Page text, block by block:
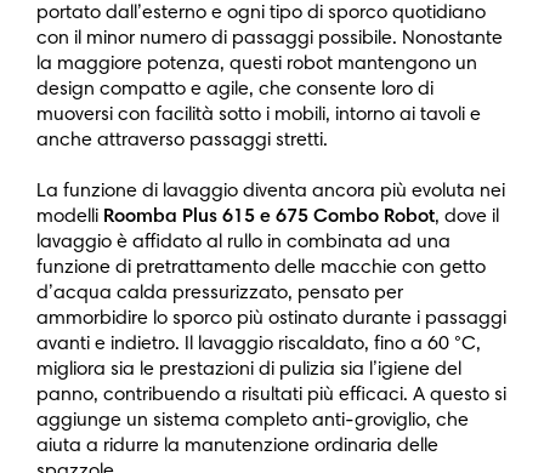
portato dall’esterno e ogni tipo di sporco quotidiano
con il minor numero di passaggi possibile. Nonostante
la maggiore potenza, questi robot mantengono un
design compatto e agile, che consente loro di
muoversi con facilità sotto i mobili, intorno ai tavoli e
anche attraverso passaggi stretti.
La funzione di lavaggio diventa ancora più evoluta nei
modelli Roomba Plus 615 e 675 Combo Robot, dove il
lavaggio è affidato al rullo in combinata ad una
funzione di pretrattamento delle macchie con getto
d’acqua calda pressurizzato, pensato per
ammorbidire lo sporco più ostinato durante i passaggi
avanti e indietro. Il lavaggio riscaldato, fino a 60 °C,
migliora sia le prestazioni di pulizia sia l’igiene del
panno, contribuendo a risultati più efficaci. A questo si
aggiunge un sistema completo anti-groviglio, che
aiuta a ridurre la manutenzione ordinaria delle